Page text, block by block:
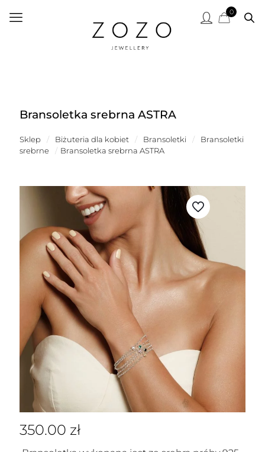
0
Bransoletka srebrna ASTRA
Sklep / Biżuteria dla kobiet / Bransoletki /
Bransoletki
srebrne
/ Bransoletka srebrna ASTRA
350.00 zł